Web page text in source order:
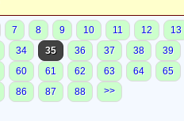
7 8 9 10 11 12
13
34 35 36 37 38
39
60 61 62 63 64
65
86 87 88 >>